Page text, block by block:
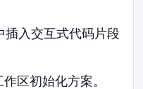
插入交互式代码片段
区初始化方案。